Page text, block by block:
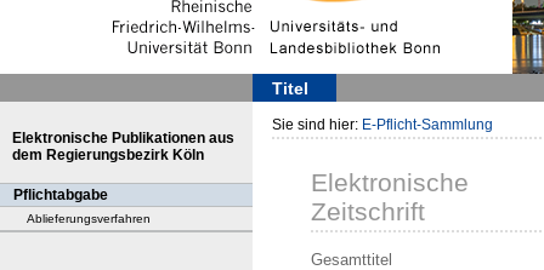
Titel
Elektronische Publikationen aus
dem Regierungsbezirk Köln
Pflichtabgabe
Ablieferungsverfahren
Sie sind hier: E-Pflicht-Sammlung
Elektronische
Zeitschrift
Gesamttitel